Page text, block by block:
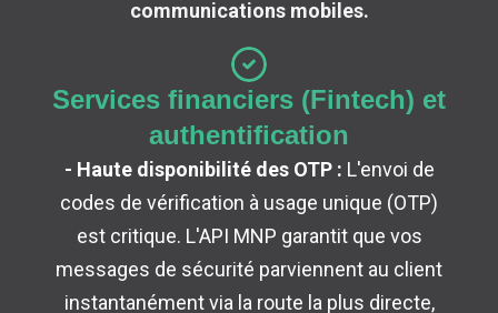
communications mobiles.
Services financiers (Fintech) et
authentification
- Haute disponibilité des OTP : L'envoi de
codes de vérification à usage unique (OTP)
est critique. L'API MNP garantit que vos
messages de sécurité parviennent au client
instantanément via la route la plus directe,